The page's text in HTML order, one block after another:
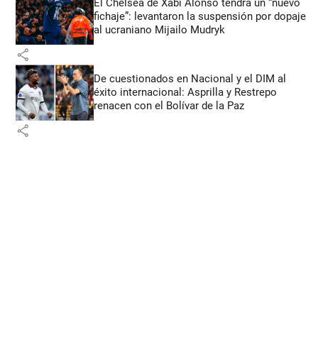
El Chelsea de Xabi Alonso tendrá un “nuevo
fichaje”: levantaron la suspensión por dopaje
al ucraniano Mijailo Mudryk
share
De cuestionados en Nacional y el DIM al
éxito internacional: Asprilla y Restrepo
renacen con el Bolívar de la Paz
share